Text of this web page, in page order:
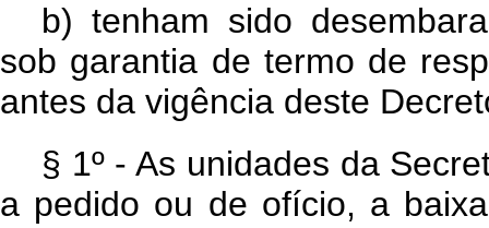
b) tenham sido
sob garantia de termo de
antes da vigência deste
§ 1º - As unidades da
a pedido ou de ofício, a